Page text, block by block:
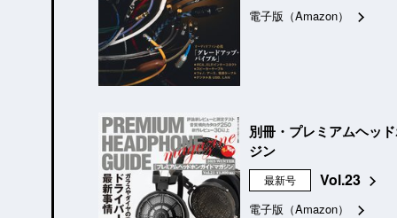
電子版（Amazon）
別冊・プレミアムヘッ
ジン
最新号 Vol.23
電子版（Amazon）